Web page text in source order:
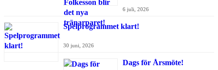
6 juli, 2026
Spelprogrammet klart!
30 juni, 2026
Dags för Årsmöte!